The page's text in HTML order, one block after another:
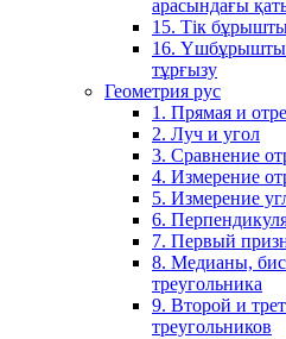
арасындағы
15. Тік
16. Үшбұрышты
тұрғызу
Геометрия рус
1. Прямая и
2. Луч и угол
3. Сравнение
4. Измерение
5. Измерение
6.
7. Первый
8. Медианы,
треугольника
9. Второй и
треугольников